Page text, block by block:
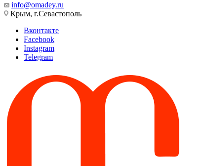
info@omadey.ru
Крым, г.Севастополь
Вконтакте
Facebook
Instagram
Telegram